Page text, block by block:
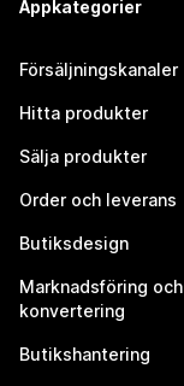
Appkategorier
Försäljningskanaler
Hitta produkter
Sälja produkter
Order och leverans
Butiksdesign
Marknadsföring och
konvertering
Butikshantering